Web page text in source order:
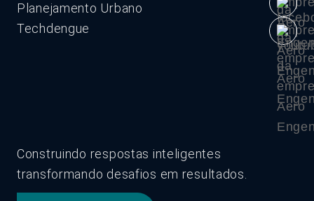
Construindo respostas inteligentes
transformando desafios em resultados.
Planejamento Urbano
Techdengue